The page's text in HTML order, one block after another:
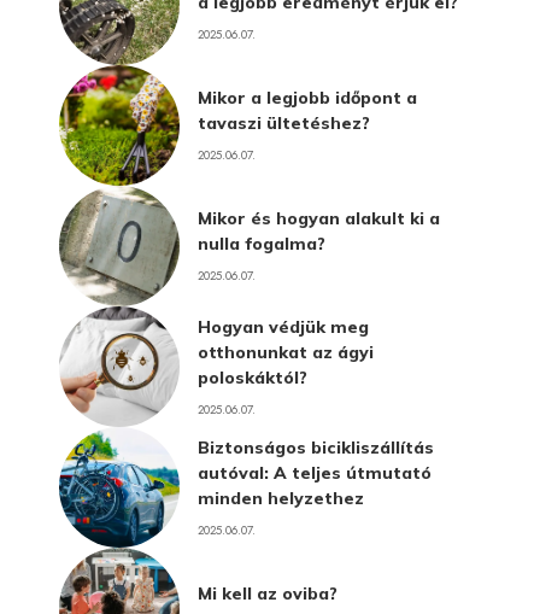
2025.06.07.
Mikor a legjobb időpont a
tavaszi ültetéshez?
2025.06.07.
Mikor és hogyan alakult ki a
nulla fogalma?
2025.06.07.
Hogyan védjük meg
otthonunkat az ágyi
poloskáktól?
2025.06.07.
Biztonságos bicikliszállítás
autóval: A teljes útmutató
minden helyzethez
2025.06.07.
Mi kell az oviba?